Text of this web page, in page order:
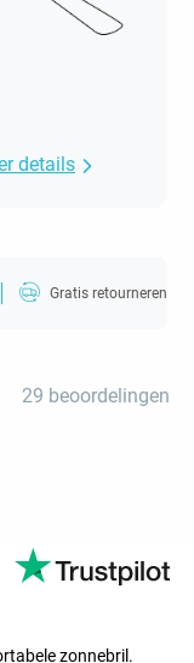
details
Gratis retourneren
29 beoordelingen